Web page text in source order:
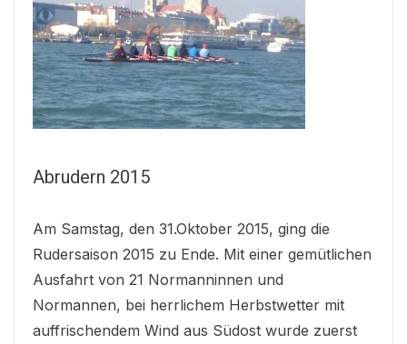
Abrudern 2015
Am Samstag, den 31.Oktober 2015, ging die
Rudersaison 2015 zu Ende. Mit einer gemütlichen
Ausfahrt von 21 Normanninnen und
Normannen, bei herrlichem Herbstwetter mit
auffrischendem Wind aus Südost wurde zuerst